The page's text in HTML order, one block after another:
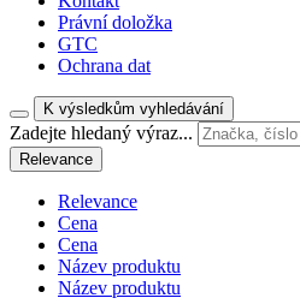
Právní doložka
GTC
Ochrana dat
K výsledkům vyhledávání
Zadejte hledaný výraz...
Relevance
Relevance
Cena
Cena
Název produktu
Název produktu